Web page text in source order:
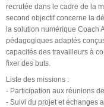
recrutée dans le cadre de la
second objectif concerne la
la solution numérique Coach
pédagogiques adaptés
capacités des travailleurs à
fixer des buts.
Liste des missions :
- Participation aux réunions
- Suivi du projet et échanges